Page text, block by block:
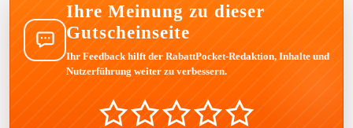
Ihre Meinung zu dieser
Gutscheinseite
Ihr Feedback hilft der RabattPocket-Redaktion, Inhalte und
Nutzerführung weiter zu verbessern.